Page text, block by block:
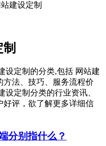
建设定制
设定制 的分类,包括 网站建
法、技巧、服务流程价
设定制 分类的行业资讯、
好评，欲了解更多详细信
分别指什么？